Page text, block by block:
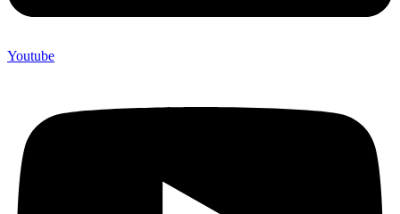
Youtube